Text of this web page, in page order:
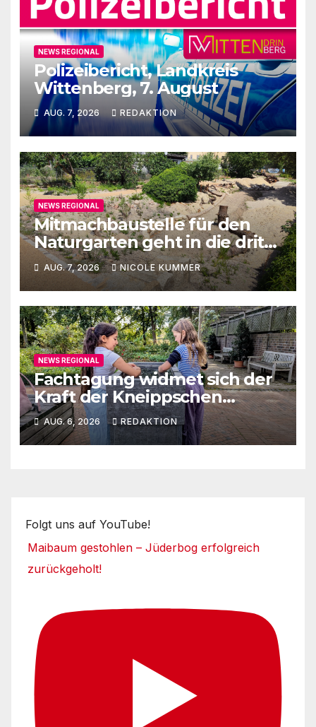
NEWS REGIONAL
Polizeibericht, Landkreis
Wittenberg, 7. August
AUG. 7, 2026 REDAKTION
NEWS REGIONAL
Mitmachbaustelle für den
Naturgarten geht in die dritte
Runde
AUG. 7, 2026 NICOLE KUMMER
NEWS REGIONAL
Fachtagung widmet sich der
Kraft der Kneippschen
Elemente
AUG. 6, 2026 REDAKTION
Folgt uns auf YouTube!
Maibaum gestohlen – Jüderbog erfolgreich
zurückgeholt!